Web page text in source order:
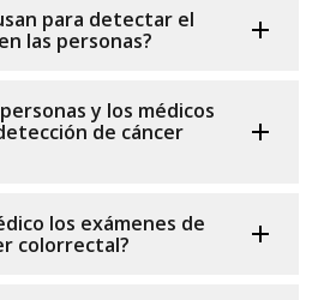
para detectar el
las personas?
y los médicos
de cáncer
los exámenes de
colorrectal?